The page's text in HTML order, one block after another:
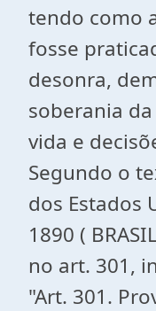
tendo como
fosse
desonra,
soberania
vida e
Segundo o
dos Estados
1890 (
no art. 301,
"Art. 301.